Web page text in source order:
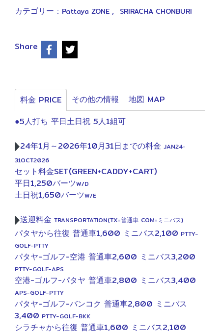
カテゴリー : Pattaya ZONE , SRIRACHA CHONBURI
Share
料金 PRICE その他の情報
地図 MAP
●5人打ち 平日土日祝 5人1組可
24年1月～2026年10月31日までの料金 JAN24-
31OCT2026
セット料金SET(GREEN+CADDY+CART)
平日1,250バーツW/D
土日祝1,650バーツW/E
送迎料金 TRANSPORTATION(TX=普通車 COM=ミニバス)
パタヤから往復 普通車1,600 ミニバス2,100 PTTY-
GOLF-PTTY
パタヤ-ゴルフ-空港 普通車2,600 ミニバス3,200
PTTY-GOLF-APS
空港-ゴルフ-パタヤ 普通車2,800 ミニバス3,400
APS-GOLF-PTTY
パタヤ-ゴルフ-バンコク 普通車2,800 ミニバス
3,400 PTTY-GOLF-BKK
シラチャから往復 普通車1,600 ミニバス2,100